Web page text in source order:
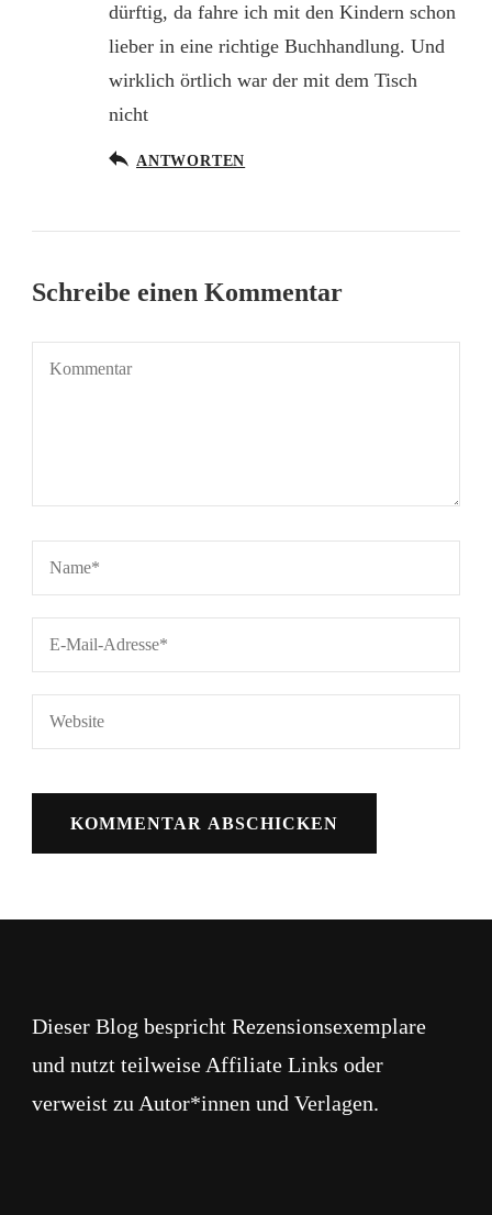
dürftig, da fahre ich mit den Kindern schon
lieber in eine richtige Buchhandlung. Und
wirklich örtlich war der mit dem Tisch
nicht
ANTWORTEN
Schreibe einen Kommentar
Dieser Blog bespricht Rezensionsexemplare
und nutzt teilweise Affiliate Links oder
verweist zu Autor*innen und Verlagen.